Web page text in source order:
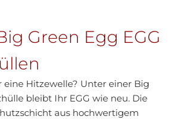
Green Egg EGG
eine Hitzewelle? Unter einer Big
bleibt Ihr EGG wie neu. Die
aus hochwertigem